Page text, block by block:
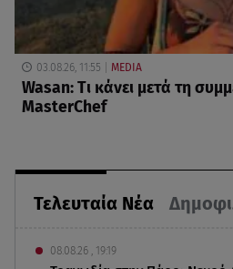
Τελευταία Νέα
08.08.26 , 19:19
03.08.26, 11:55 MEDIA
Wasan: Tι κάνει μετά τη
MasterChef